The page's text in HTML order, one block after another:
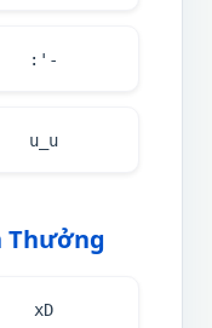
:'-
u_u
Thưởng
xD